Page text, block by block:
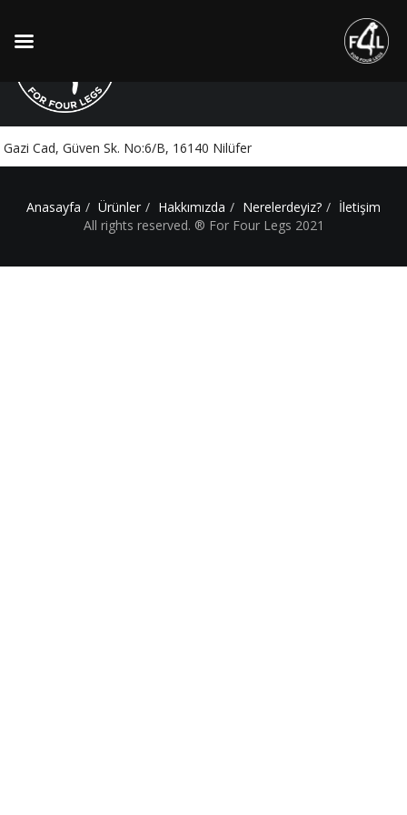
Lotus Veteriner Kliniği
Gazi Cad, Güven Sk. No:6/B, 16140 Nilüfer
Anasayfa Ürünler Hakkımızda Nerelerdeyiz?
İletişim
All rights reserved. ® For Four Legs 2021